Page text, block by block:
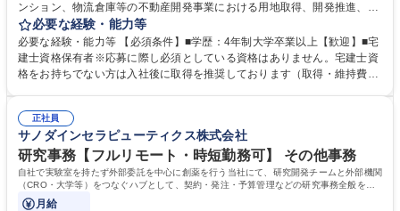
ンション、物流倉庫等の不動産開発事業における用地取得、開発推進、賃
貸運営、売却、仲介・活用提案等を行う営業部門において事務業務を担当
いただきます。 【詳細】・契約書管理、契約書製本、捺印対応、ファイリ
ング、登記簿取得、調書取得・支払業務（各種費用支払、支払管理、請
求・支払データ登録、取引先マスター申請対応）・予算作成及び予実管
の他に担当頂く業務が発生する場合があります。 募集職種 【営業事務】
業務職/三井物産グループ/平均残業時間10H/完全週休2日
必要な経験・能力等
必要な経験・能力等 【必須条件】■学歴：4年制大学卒業以上【歓迎】■宅
建士資格保有者※応募に際し必須としている資格はありません。宅建士資
格をお持ちでない方は入社後に取得を推奨しております（取得・維持費用
ション力がある方。 ・チャレンジを厭わず、粘り強く業務に取り組める
方。多様な関係者と謙虚に信頼関係を構築でき、期限を意識したスケジュ
ール管理が出来る方。※将来的に他部署（営業部門、コーポレート部門）
へのジョブローテーションの可能性があります。 学歴・資格 学歴：大学
院 大学 語学力： 資格：宅地建物取引士
正社員
サノダインセラピューティクス株式会社
研究事務【フルリモート・時短勤務可】 その他事務
自社で実験室を持たず外部委託を中心に創薬を行う当社にて、研究開発チームと外部機関
（CRO・大学等）をつなぐハブとして、契約・発注・予算管理などの研究事務全般をお
任せします。
月給